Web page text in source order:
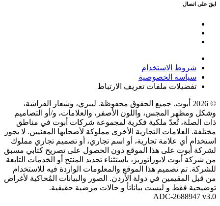
ابقَ على اتصال
شروط الاستخدام
سياسة الخصوصية
تفضيلات ملفات تعريف الارتباط
© 2026 أبوت. جميع الحقوق محفوظة. ليبري، وشعار الفراشة،
وشكل ومظهر المجس، واللون الأصفر، والعلامات، و/أو التصاميم
ذات الصلة، تُعدّ ملكية فكرية لمجموعة شركات أبوت في مناطق
مختلفة. العلامات التجارية الأخرى مملوكة لأصحابها المعنيين. لا يجوز
استخدام أي علامة تجارية، أو اسم تجاري، أو تصميم تجاري مملوك
لشركة أبوت على هذا الموقع دون الحصول على تصريح كتابي مسبق
من شركة أبوت لابوراتوريز، باستثناء تحديد المنتج أو الخدمات التابعة
للشركة. تم تصميم هذا الموقع والمعلومات الواردة فيه للاستخدام
من قبل المقيمين في دولة الأردن. الصور والبيانات المُحاكية لأغراض
توضيحية فقط و ليست بياناتأ و حالات مرضية حقيقية.
ADC-2688947 v3.0